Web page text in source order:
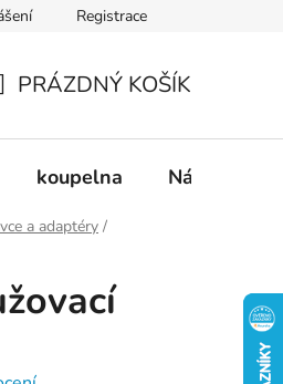
KontaktyRegistrace
PRÁZDNÝ KOŠÍK
koupelna Nádobí
a adaptéry /